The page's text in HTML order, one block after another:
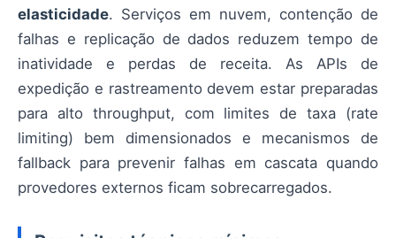
elasticidade. Serviços em nuvem, contenção de
falhas e replicação de dados reduzem tempo de
inatividade e perdas de receita. As APIs de
expedição e rastreamento devem estar preparadas
para alto throughput, com limites de taxa (rate
limiting) bem dimensionados e mecanismos de
fallback para prevenir falhas em cascata quando
provedores externos ficam sobrecarregados.